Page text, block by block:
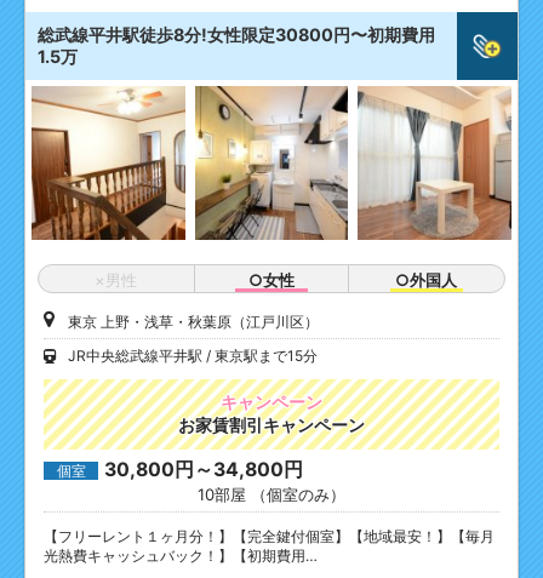
総武線平井駅徒歩8分!女性限定30800円〜初期費用
1.5万
×男性 ○女性 ○外国人
東京 上野・浅草・秋葉原（江戸川区）
JR中央総武線平井駅
東京駅まで15分
キャンペーン
お家賃割引キャンペーン
個室 30,800円～34,800円
10部屋 （個室のみ）
【フリーレント１ヶ月分！】【完全鍵付個室】【地域最安！】【毎月
光熱費キャッシュバック！】【初期費用…